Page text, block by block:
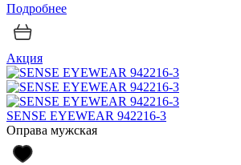
Подробнее
Акция
SENSE EYEWEAR 942216-3
Оправа мужская